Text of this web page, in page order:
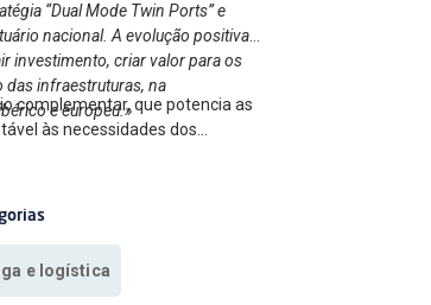
“Dual Mode Twin Ports” e
nacional. A evolução positiva
investimento, criar valor para os
infraestruturas, na
e europeu.»
complementar, que potencia as
às necessidades dos
e logística